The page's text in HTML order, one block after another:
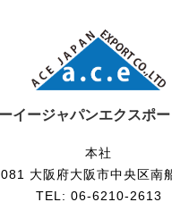
イージャパンエクスポ
本社
大阪府大阪市中央区南
TEL: 06-6210-2613